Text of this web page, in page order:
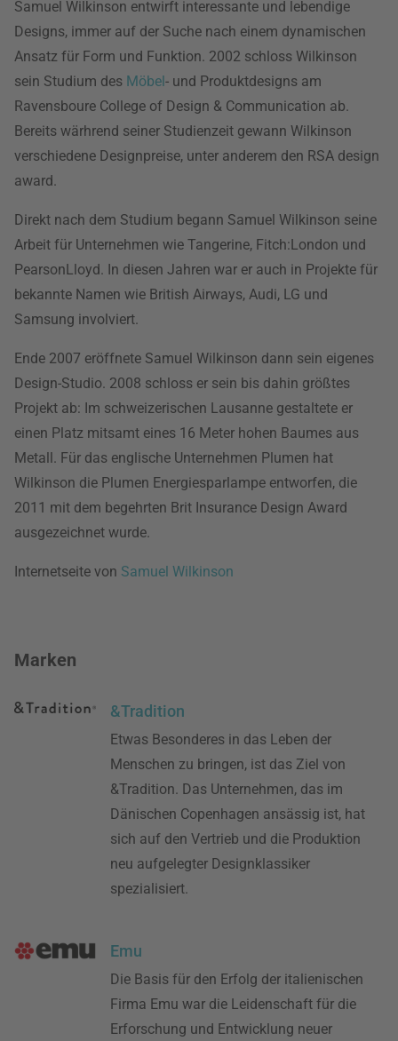
Samuel Wilkinson entwirft interessante und lebendige
Designs, immer auf der Suche nach einem dynamischen
Ansatz für Form und Funktion. 2002 schloss Wilkinson
sein Studium des Möbel- und Produktdesigns am
Ravensboure College of Design & Communication ab.
Bereits wärhrend seiner Studienzeit gewann Wilkinson
verschiedene Designpreise, unter anderem den RSA design
award.
Direkt nach dem Studium begann Samuel Wilkinson seine
Arbeit für Unternehmen wie Tangerine, Fitch:London und
PearsonLloyd. In diesen Jahren war er auch in Projekte für
bekannte Namen wie British Airways, Audi, LG und
Samsung involviert.
Ende 2007 eröffnete Samuel Wilkinson dann sein eigenes
Design-Studio. 2008 schloss er sein bis dahin größtes
Projekt ab: Im schweizerischen Lausanne gestaltete er
einen Platz mitsamt eines 16 Meter hohen Baumes aus
Metall. Für das englische Unternehmen Plumen hat
Wilkinson die Plumen Energiesparlampe entworfen, die
2011 mit dem begehrten Brit Insurance Design Award
ausgezeichnet wurde.
Internetseite von Samuel Wilkinson
Marken
&Tradition
Etwas Besonderes in das Leben der
Menschen zu bringen, ist das Ziel von
&Tradition. Das Unternehmen, das im
Dänischen Copenhagen ansässig ist, hat
sich auf den Vertrieb und die Produktion
neu aufgelegter Designklassiker
spezialisiert.
Emu
Die Basis für den Erfolg der italienischen
Firma Emu war die Leidenschaft für die
Erforschung und Entwicklung neuer